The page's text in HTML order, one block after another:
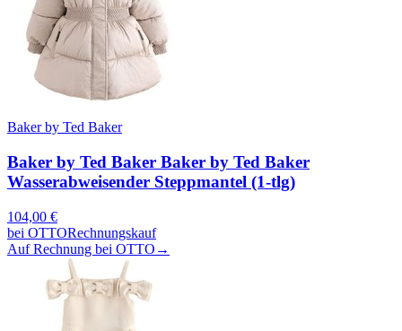
Baker by Ted Baker
Baker by Ted Baker Baker by Ted Baker
Wasserabweisender Steppmantel (1-tlg)
104,00 €
bei OTTORechnungskauf
Auf Rechnung bei OTTO →